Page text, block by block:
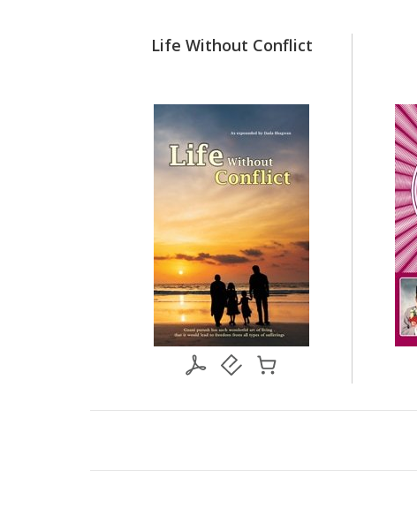
Life Without Conflict